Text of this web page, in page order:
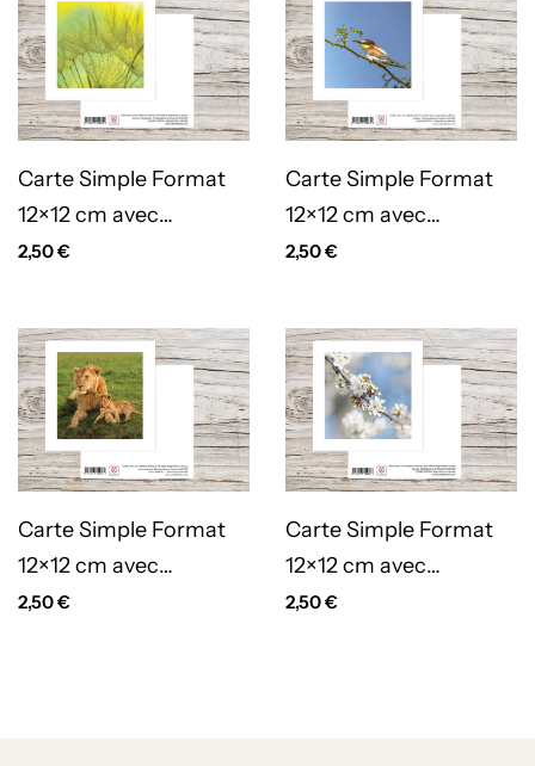
Carte Simple Format
12×12 cm avec
enveloppe – Goutte
2,50€
Carte Simple Format
12×12 cm avec
enveloppe – Guêpier
2,50€
Carte Simple Format
12×12 cm avec
enveloppe – Lion et
2,50€
Carte Simple Format
12×12 cm avec
enveloppe – Prunus
2,50€